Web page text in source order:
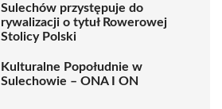
Sulechów przystępuje do
rywalizacji o tytuł Rowerowej
Stolicy Polski
Kulturalne Popołudnie w
Sulechowie – ONA I ON